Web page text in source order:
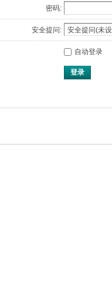
密码:
安全提问:
自动登录
登录